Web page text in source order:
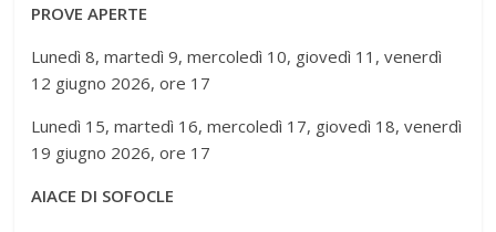
PROVE APERTE
Lunedì 8, martedì 9, mercoledì 10, giovedì 11, venerdì
12 giugno 2026, ore 17
Lunedì 15, martedì 16, mercoledì 17, giovedì 18, venerdì
19 giugno 2026, ore 17
AIACE DI SOFOCLE